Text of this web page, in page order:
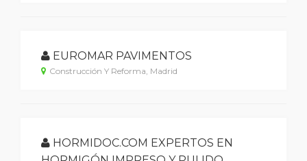
EUROMAR PAVIMENTOS
Construcción Y Reforma, Madrid
HORMIDOC.COM EXPERTOS EN